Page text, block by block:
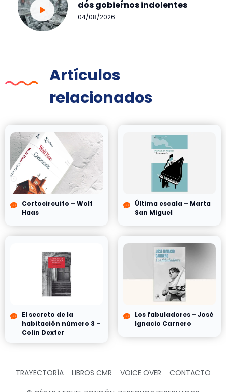
dos gobiernos indolentes
04/08/2026
Artículos
relacionados
Cortocircuito – Wolf
Haas
Última escala – Marta
San Miguel
El secreto de la
habitación número 3 –
Colin Dexter
Los fabuladores – José
Ignacio Carnero
TRAYECTORÍA LIBROS CMR VOICE OVER CONTACTO